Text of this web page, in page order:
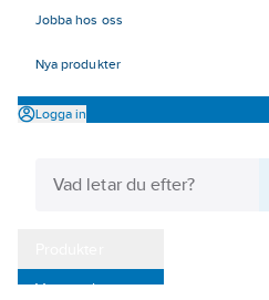
Jobba hos oss
Nya produkter
Logga in
Varumärken